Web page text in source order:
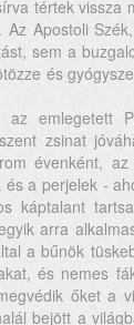
tértek vissza
Apostoli
sem a
és
emlegetett
zsinat
évenként, az
a perjelek -
káptalant
arra
a bűnök
és nemes
őket a
bejött a